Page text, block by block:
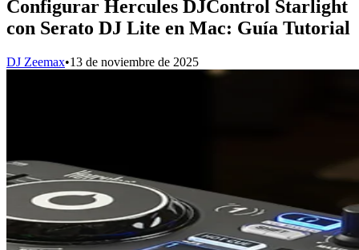
Configurar Hercules DJControl Starlight
con Serato DJ Lite en Mac: Guía Tutorial
DJ Zeemax•13 de noviembre de 2025